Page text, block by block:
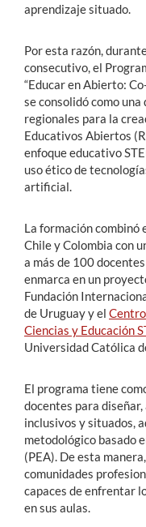
aprendizaje situado.
Por esta razón,
consecutivo, el
“Educar en Abierto:
se consolidó como
regionales para la
Educativos Abiertos
enfoque educativo
uso ético de
artificial.
La formación combinó
Chile y Colombia con
a más de 100
enmarca en un
Fundación
de Uruguay y el
Ciencias y Educación
Universidad Católica
El programa tiene
docentes para
inclusivos y situados,
metodológico basado
(PEA). De esta
comunidades
capaces de enfrentar
en sus aulas.